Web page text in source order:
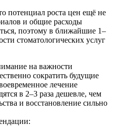
потенциал роста цен ещё не
и общие расходы
поэтому в ближайшие 1–
стоматологических услуг
на важности
сократить будущие
лечение
в 2–3 раза дешевле, чем
и восстановление сильно